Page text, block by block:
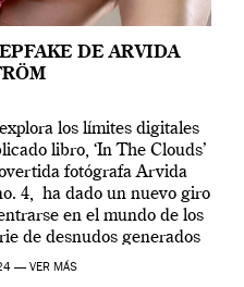
DE ARVIDA
los límites digitales
libro, ‘In The Clouds’
fotógrafa Arvida
4, ha dado un nuevo giro
en el mundo de los
de desnudos generados
— VER MÁS